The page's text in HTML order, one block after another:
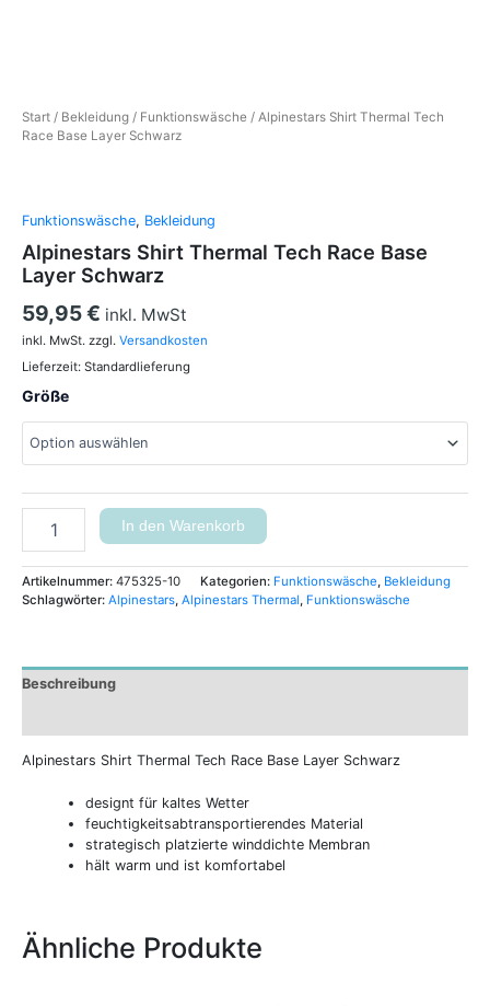
Start / Bekleidung / Funktionswäsche / Alpinestars Shirt Thermal Tech
Race Base Layer Schwarz
Funktionswäsche, Bekleidung
Alpinestars Shirt Thermal Tech Race Base
Layer Schwarz
59,95€ inkl. MwSt
inkl. MwSt. zzgl. Versandkosten
Lieferzeit: Standardlieferung
Größe
In den Warenkorb
Artikelnummer: 475325-10 Kategorien: Funktionswäsche, Bekleidung
Schlagwörter: Alpinestars, Alpinestars Thermal, Funktionswäsche
Beschreibung
Alpinestars Shirt Thermal Tech Race Base Layer Schwarz
designt für kaltes Wetter
feuchtigkeitsabtransportierendes Material
strategisch platzierte winddichte Membran
hält warm und ist komfortabel
Ähnliche Produkte